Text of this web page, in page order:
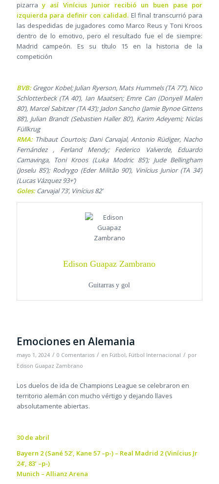
pizarray así Vinícius Junior recibió un buen pase por
izquierda para definir con calidad. El final transcurrió para
las despedidas de jugadores como Marco Reus y Toni Kroos
dentro de lo emotivo, pero el resultado fue el de siempre:
Madrid campeón. Es su título 15 en la historia de la
competición
BVB:Gregor Kobel; Julian Ryerson, Mats Hummels (TA 77’), Nico
Schlotterbeck (TA 40’), Ian Maatsen; Emre Can (Donyell Malen
80’), Marcel Sabitzer (TA 43’); Jadon Sancho (Jamie Bynoe Gittens
88’), Julian Brandt (Sebastien Haller 80’), Karim Adeyemi; Niclas
Füllkrug
RMA:Thibaut Courtois; Dani Carvajal, Antonio Rüdiger, Nacho
Fernández , Ferland Mendy; Federico Valverde, Eduardo
Camavinga, Toni Kroos (Luka Modric 85’); Jude Bellingham
(Joselu 85’); Rodrygo (Eder Militão 90’), Vinícius Junior (TA 34’)
(Lucas Vázquez 93+’)
Goles:Carvajal 73’, Vinícius 82’
Edison Guapaz Zambrano
Guitarras y gol
Emociones en Alemania
mayo 1, 2024 / 0 Comentarios / en Fútbol, Fútbol Internacional / por
Edison Guapaz Zambrano
Los duelos de ida de Champions League se celebraron en
territorio alemán con mucho vértigo y dejando llaves
absolutamente abiertas.
30 de abril
Bayern 2 (Sané 52’, Kane 57 –p-) – Real Madrid 2 (Vinícius Jr
24’, 83’ –p-)
Munich – Allianz Arena